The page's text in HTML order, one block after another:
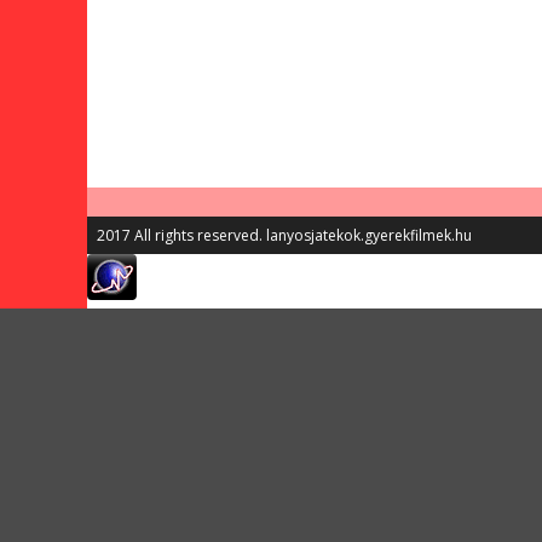
2017 All rights reserved. lanyosjatekok.gyerekfilmek.hu